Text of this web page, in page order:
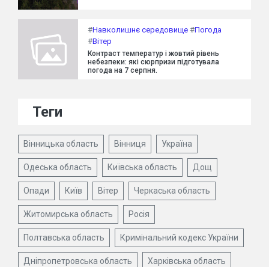
#Навколишнє середовище #Погода
#Вітер
Контраст температур і жовтий рівень
небезпеки: які сюрпризи підготувала
погода на 7 серпня.
Теги
Вінницька область Вінниця Україна
Одеська область Київська область Дощ
Опади Київ Вітер Черкаська область
Житомирська область Росія
Полтавська область Кримінальний кодекс України
Дніпропетровська область Харківська область